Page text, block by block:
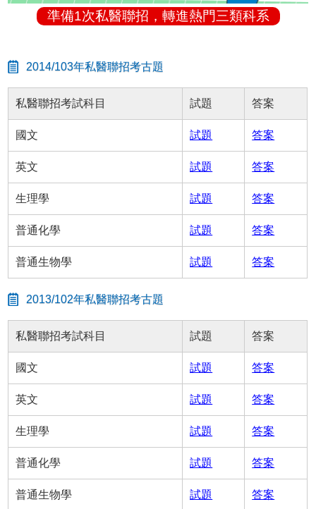
準備1次私醫聯招，轉進熱門三類科系
2014/103年私醫聯招考古題
私醫聯招考試科目 試題 答案
國文 試題 答案
英文 試題 答案
生理學 試題 答案
普通化學 試題 答案
普通生物學 試題 答案
2013/102年私醫聯招考古題
私醫聯招考試科目 試題 答案
國文 試題 答案
英文 試題 答案
生理學 試題 答案
普通化學 試題 答案
普通生物學 試題 答案